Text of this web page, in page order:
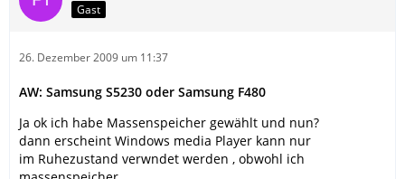
Gast
26. Dezember 2009 um 11:37
AW: Samsung S5230 oder Samsung F480
Ja ok ich habe Massenspeicher gewählt und nun?
dann erscheint Windows media Player kann nur
im Ruhezustand verwndet werden , obwohl ich